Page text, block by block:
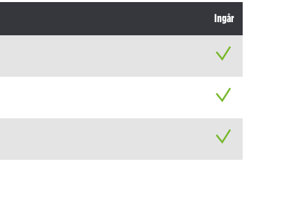
Ingår